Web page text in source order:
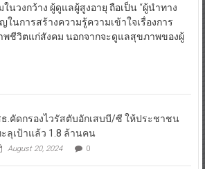
นวงกว้าง ผู้ดูแลผู้สูงอายุ ถือเป็น “ผู้นำทาง
นการสร้างความรู้ความเข้าใจเรื่องการ
ชีวิตแก่สังคม นอกจากจะดูแลสุขภาพของผู้
.คัดกรองไวรัสตับอักเสบบี/ซี ให้ประชาชน
ลุเป้าแล้ว 1.8 ล้านคน
August 20, 2024 0